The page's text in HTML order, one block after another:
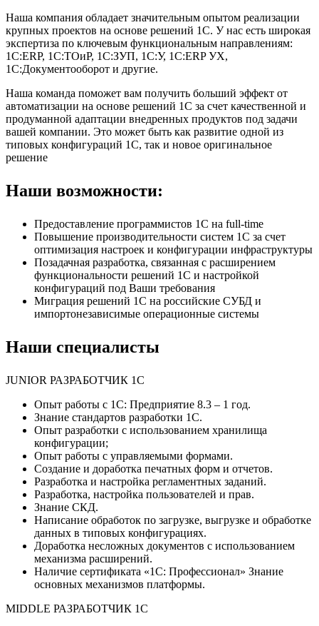
Наша компания обладает значительным опытом реализации
крупных проектов на основе решений 1С. У нас есть широкая
экспертиза по ключевым функциональным направлениям:
1С:ERP, 1С:ТОиР, 1С:ЗУП, 1С:У, 1С:ERP УХ,
1С:Документооборот и другие.
Наша команда поможет вам получить больший эффект от
автоматизации на основе решений 1С за счет качественной и
продуманной адаптации внедренных продуктов под задачи
вашей компании. Это может быть как развитие одной из
типовых конфигураций 1С, так и новое оригинальное
решение
Наши возможности:
Предоставление программистов 1С на full-time
Повышение производительности систем 1С за счет
оптимизация настроек и конфигурации инфраструктуры
Позадачная разработка, связанная с расширением
функциональности решений 1С и настройкой
конфигураций под Ваши требования
Миграция решений 1С на российские СУБД и
импортонезависимые операционные системы
Наши специалисты
JUNIOR РАЗРАБОТЧИК 1С
Опыт работы с 1С: Предприятие 8.3 – 1 год.
Знание стандартов разработки 1С.
Опыт разработки с использованием хранилища
конфигурации;
Опыт работы с управляемыми формами.
Создание и доработка печатных форм и отчетов.
Разработка и настройка регламентных заданий.
Разработка, настройка пользователей и прав.
Знание СКД.
Написание обработок по загрузке, выгрузке и обработке
данных в типовых конфигурациях.
Доработка несложных документов с использованием
механизма расширений.
Наличие сертификата «1С: Профессионал» Знание
основных механизмов платформы.
MIDDLE РАЗРАБОТЧИК 1С